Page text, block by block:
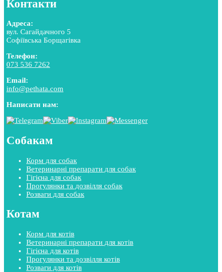
Контакти
Адреса:
вул. Сагайдачного 5
Софіївська Борщагівка
Телефон:
073 536 7262
Email:
info@pethata.com
Написати нам:
Собакам
Корм для собак
Ветеринарні препарати для собак
Гігієна для собак
Прогулянки та дозвілля собак
Розваги для собак
Котам
Корм для котів
Ветеринарні препарати для котів
Гігієна для котів
Прогулянки та дозвілля котів
Розваги для котів